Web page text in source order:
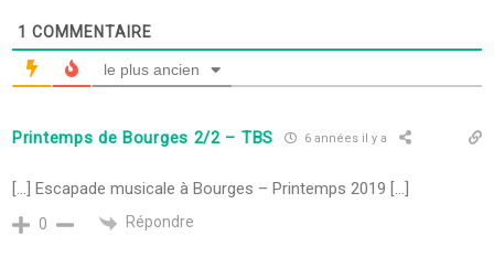
1 COMMENTAIRE
le plus ancien
Printemps de Bourges 2/2 – TBS 6 années il y a
[…] Escapade musicale à Bourges – Printemps 2019 […]
0 Répondre